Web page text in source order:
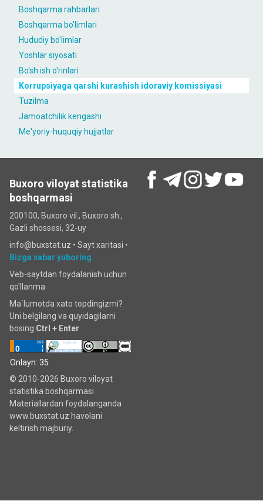
Boshqarma rahbarlari
Boshqarma bo'limlari
Hududiy bo'limlar
Yoshlar siyosati
Bo'sh ish o'rinlari
Korrupsiyaga qarshi kurashish idoraviy komissiyasi
Tuzilma
Jamoatchilik kengashi
Me'yoriy-huquqiy hujjatlar
Buxoro viloyat statistika
boshqarmasi
200100, Buxoro vil., Buxoro sh.,
Gazli shossesi, 32-uy
info@buxstat.uz • Sayt xaritasi •
Bizga xabar yuboring
Veb-saytdan foydalanish uchun
qo'llanma
Ma`lumotda xato topdingizmi?
Uni belgilang va quyidagilarni
bosing Ctrl + Enter
Onlayn: 35
© 2010-2026 Buxoro viloyat
statistika boshqarmasi
Materiallardan foydalanganda
www.buxstat.uz havolani
keltirish majburiy.